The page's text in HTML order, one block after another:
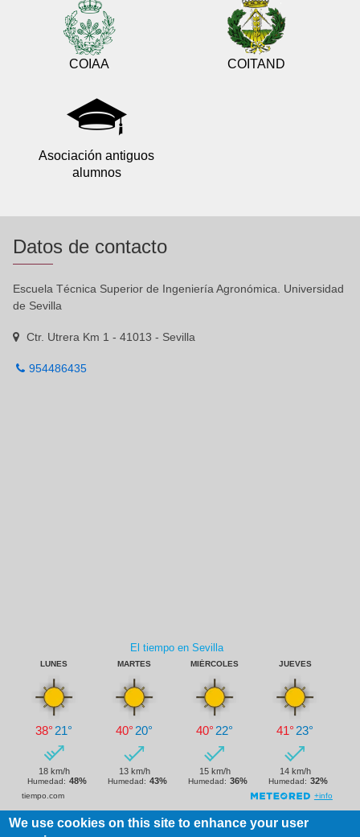
COIAA COITAND
Asociación antiguos
alumnos
Datos de contacto
Escuela Técnica Superior de Ingeniería Agronómica. Universidad
de Sevilla
Ctr. Utrera Km 1 - 41013 - Sevilla
954486435
We use cookies on this site to enhance your user